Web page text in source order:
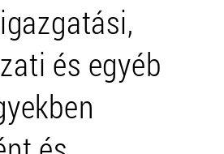
és egyéb